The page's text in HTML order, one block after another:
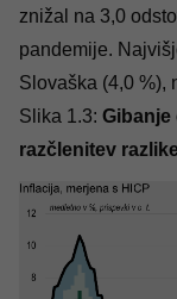
znižal na 3,0
pandemije.
Slovaška (4,0 %),
Slika 1.3: Gibanje
razčlenitev